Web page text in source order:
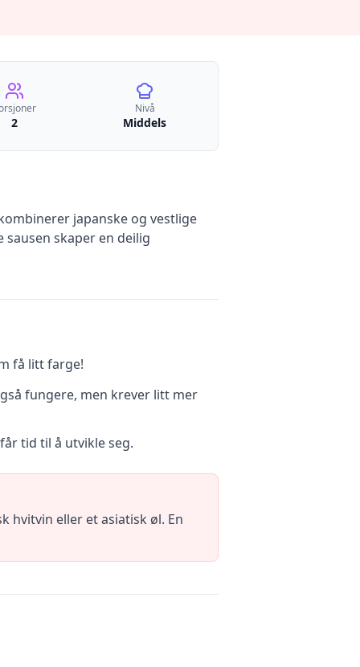
2
Nivå
Middels
japanske og vestlige
skaper en deilig
få litt farge!
fungere, men krever litt mer
tid til å utvikle seg.
hvitvin eller et asiatisk øl. En